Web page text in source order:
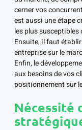
cerner vos
est aussi une étape
les plus
Ensuite, il faut
entreprise sur le
Enfin, le
aux besoins de vos
positionnement sur
Nécessité